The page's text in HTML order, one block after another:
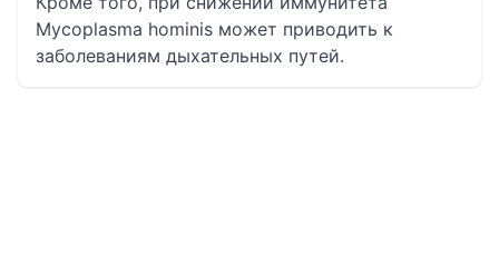
Mycoplasma hominis может приводить к
заболеваниям дыхательных путей.